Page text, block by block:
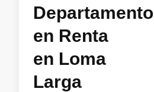
Departamento
en Renta
en Loma
Larga